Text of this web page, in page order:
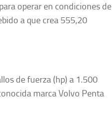
operar en condiciones de
a que crea 555,20
de fuerza (hp) a 1.500
marcaVolvo Penta